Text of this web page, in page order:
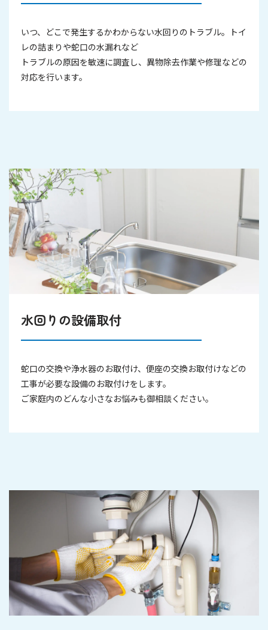
いつ、どこで発生するかわからない水回りのトラブル。トイ
レの詰まりや蛇口の水漏れなど
トラブルの原因を敏速に調査し、異物除去作業や修理などの
対応を行います。
水回りの設備取付
蛇口の交換や浄水器のお取付け、便座の交換お取付けなどの
工事が必要な設備のお取付けをします。
ご家庭内のどんな小さなお悩みも御相談ください。